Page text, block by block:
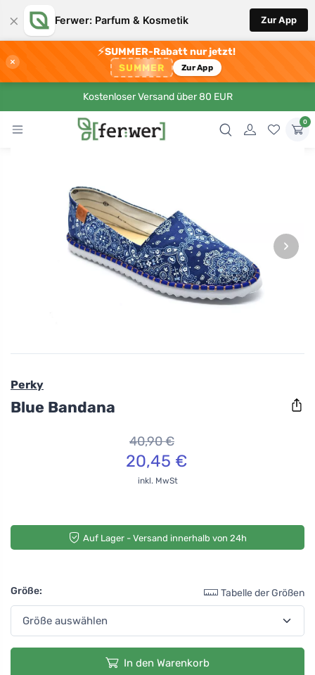
× Ferwer: Parfum & Kosmetik Zur App
×
⚡SUMMER-Rabatt nur jetzt!
SUMMER Zur App
Kostenloser Versand über 80 EUR
0
›
Perky
Blue Bandana
40,90 €
20,45 €
inkl. MwSt
Auf Lager - Versand innerhalb von 24h
Größe: Tabelle der Größen
In den Warenkorb